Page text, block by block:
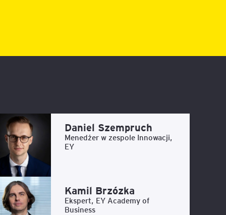
Daniel Szempruch
Menedżer w zespole Innowacji,
EY
Kamil Brzózka
Ekspert, EY Academy of
Business